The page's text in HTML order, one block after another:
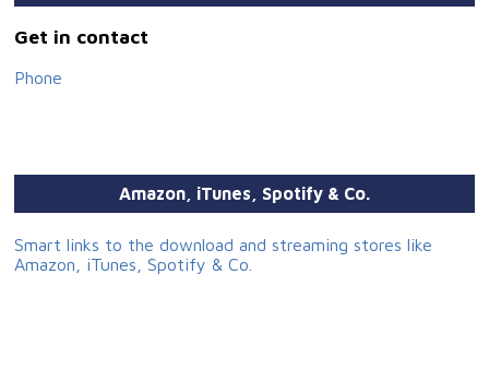
Get in contact
Phone
Amazon, iTunes, Spotify & Co.
Smart links to the download and streaming stores like
Amazon, iTunes, Spotify & Co.